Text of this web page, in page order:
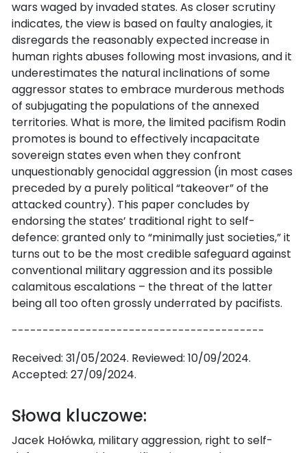
wars waged by invaded states. As closer scrutiny
indicates, the view is based on faulty analogies, it
disregards the reasonably expected increase in
human rights abuses following most invasions, and it
underestimates the natural inclinations of some
aggressor states to embrace murderous methods
of subjugating the populations of the annexed
territories. What is more, the limited pacifism Rodin
promotes is bound to effectively incapacitate
sovereign states even when they confront
unquestionably genocidal aggression (in most cases
preceded by a purely political “takeover” of the
attacked country). This paper concludes by
endorsing the states’ traditional right to self-
defence: granted only to “minimally just societies,” it
turns out to be the most credible safeguard against
conventional military aggression and its possible
calamitous escalations – the threat of the latter
being all too often grossly underrated by pacifists.
-----------------------------------------
Received: 31/05/2024. Reviewed: 10/09/2024.
Accepted: 27/09/2024.
Słowa kluczowe:
Jacek Hołówka, military aggression, right to self-